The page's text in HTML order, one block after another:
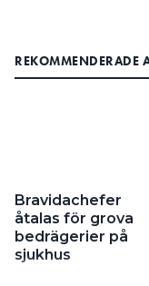
REKOMMENDERADE
Bravidachefer
åtalas för grova
bedrägerier på
sjukhus